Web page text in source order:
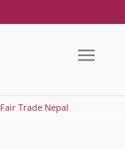
Fair Trade Nepal